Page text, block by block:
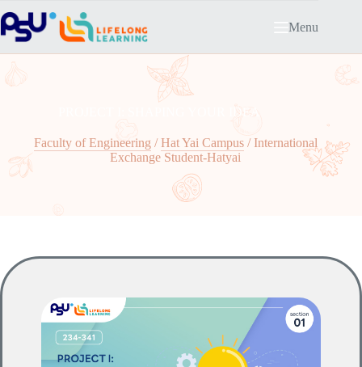
to
content
Menu
PROJECT I: SHAPING YOUR IDEA
Faculty of Engineering /Hat Yai Campus/ International
Exchange Student-Hatyai